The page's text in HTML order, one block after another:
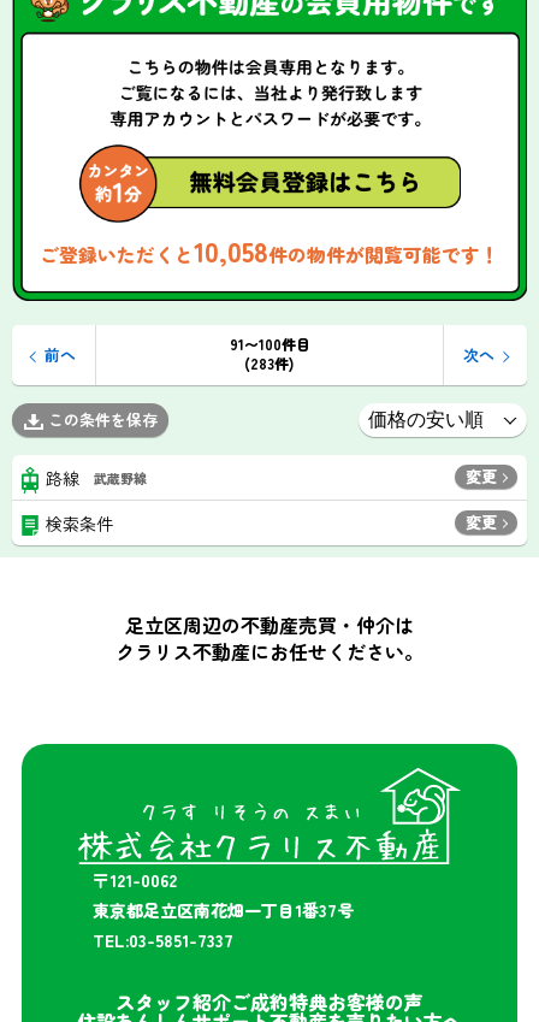
ご登録いただくと10,058件の物件が閲覧可能です！
91〜100件目
(283件)
前へ 次へ
この条件を保存
路線 武蔵野線 変更
検索条件 変更
足立区周辺の不動産売買・仲介は
クラリス不動産にお任せください。
〒121-0062
東京都足立区南花畑一丁目1番37号
TEL:03-5851-7337
スタッフ紹介ご成約特典お客様の声